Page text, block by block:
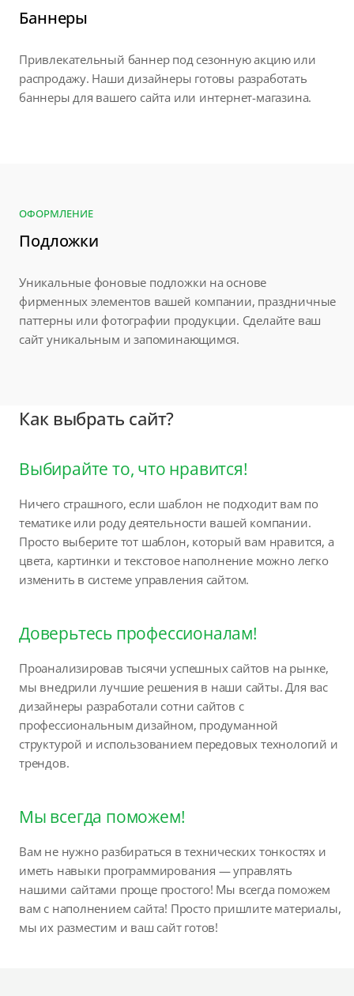
Баннеры
Привлекательный баннер под сезонную акцию или
распродажу. Наши дизайнеры готовы разработать
баннеры для вашего сайта или интернет-магазина.
ОФОРМЛЕНИЕ
Подложки
Уникальные фоновые подложки на основе
фирменных элементов вашей компании, праздничные
паттерны или фотографии продукции. Сделайте ваш
сайт уникальным и запоминающимся.
Как выбрать сайт?
Выбирайте то, что нравится!
Ничего страшного, если шаблон не подходит вам по
тематике или роду деятельности вашей компании.
Просто выберите тот шаблон, который вам нравится, а
цвета, картинки и текстовое наполнение можно легко
изменить в системе управления сайтом.
Доверьтесь профессионалам!
Проанализировав тысячи успешных сайтов на рынке,
мы внедрили лучшие решения в наши сайты. Для вас
дизайнеры разработали сотни сайтов с
профессиональным дизайном, продуманной
структурой и использованием передовых технологий и
трендов.
Мы всегда поможем!
Вам не нужно разбираться в технических тонкостях и
иметь навыки программирования — управлять
нашими сайтами проще простого! Мы всегда поможем
вам с наполнением сайта! Просто пришлите материалы,
мы их разместим и ваш сайт готов!